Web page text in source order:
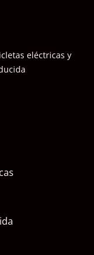
eléctricas y